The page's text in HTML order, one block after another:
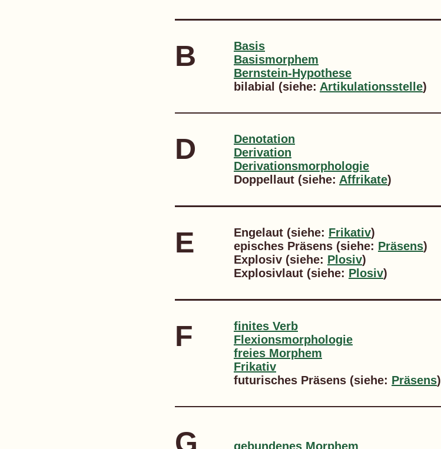
B
Basis
Basismorphem
Bernstein-Hypothese
bilabial (siehe: Artikulationsstelle)
D
Denotation
Derivation
Derivationsmorphologie
Doppellaut (siehe: Affrikate)
E Engelaut (siehe: Frikativ)
episches Präsens (siehe: Präsens)
Explosiv (siehe: Plosiv)
Explosivlaut (siehe: Plosiv)
F
finites Verb
Flexionsmorphologie
freies Morphem
Frikativ
futurisches Präsens (siehe: Präsens)
gebundenes Morphem